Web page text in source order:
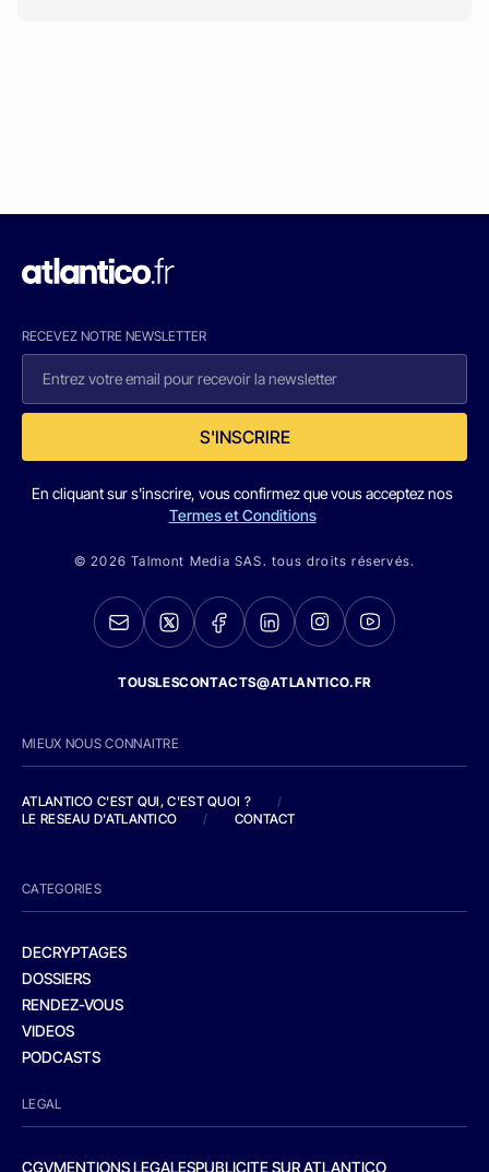
RECEVEZ NOTRE NEWSLETTER
S'INSCRIRE
En cliquant sur s'inscrire, vous confirmez que vous acceptez nos
Termes et Conditions
© 2026 Talmont Media SAS. tous droits réservés.
TOUSLESCONTACTS@ATLANTICO.FR
MIEUX NOUS CONNAITRE
ATLANTICO C'EST QUI, C'EST QUOI ?
/
LE RESEAU D'ATLANTICO
/ CONTACT
CATEGORIES
DECRYPTAGES
DOSSIERS
RENDEZ-VOUS
VIDEOS
PODCASTS
LEGAL
CGVMENTIONS LEGALESPUBLICITE SUR ATLANTICO